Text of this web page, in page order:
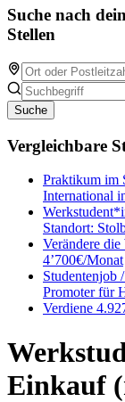
Suche nach
Stellen
Suche
Vergleichbare
Praktikum im
International
Standort:
Verändere
4’700€/Monat
Studentenjob
Promoter für
Verdiene
Einkauf